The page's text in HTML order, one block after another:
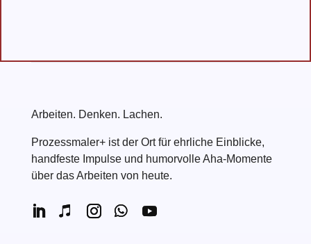
Arbeiten. Denken. Lachen.
Prozessmaler+ ist der Ort für ehrliche Einblicke,
handfeste Impulse und humorvolle Aha-Momente
über das Arbeiten von heute.